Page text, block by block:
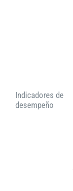
Indicadores de
desempeño